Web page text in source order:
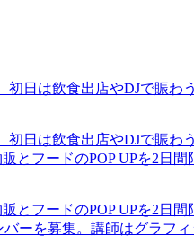
初日は飲食出店やDJで賑わ
初日は飲食出店やDJで賑わ
とフードのPOP UPを2日間
とフードのPOP UPを2日間
ーを募集。講師はグラフ